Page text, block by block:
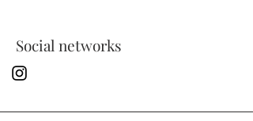
Social networks